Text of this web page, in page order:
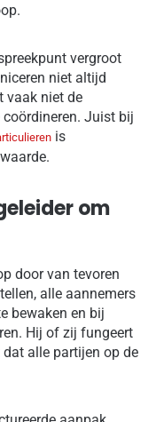
vergroot
niet altijd
vaak niet de
Juist bij
is
om
door van tevoren
alle aannemers
bewaken en bij
Hij of zij fungeert
alle partijen op de